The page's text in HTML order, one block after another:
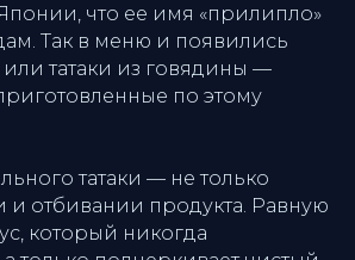
что ее имя «прилипло»
Так в меню и появились
или татаки из говядины —
по этому
татаки — не только
и отбивании продукта. Равную
который никогда